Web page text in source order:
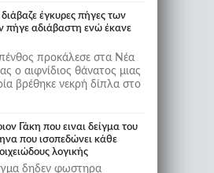
έγκυρες πήγες των
αδιάβαστη ενώ έκανε
προκάλεσε στα Νέα
ο αιφνίδιος θάνατος μιας
βρέθηκε νεκρή δίπλα στο
Γάκη που ειναι δείγμα του
που ισοπεδώνει κάθε
λογικής
δηδεν φωστηρα